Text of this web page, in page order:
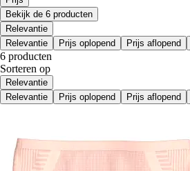
Bekijk de 6 producten
Relevantie
Relevantie
Prijs oplopend Prijs aflopend
6 producten
Sorteren op
Relevantie
Relevantie
Prijs oplopend Prijs aflopend